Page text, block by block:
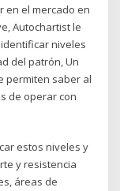
en el mercado en
Autochartist le
niveles
del patrón, Un
permiten saber al
de operar con
estos niveles y
y resistencia
áreas de